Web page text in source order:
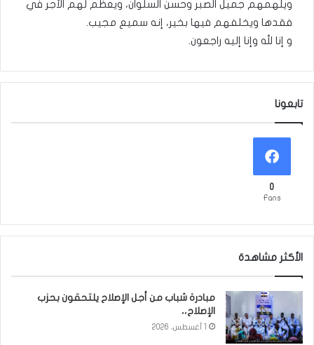
ويلهمهم جميل الصبر وحسن السلوان، ويعظم لهم الأجر في
فقدها ويخلفهم فيها بخير، إنه سميع مجيب.
و إنا لله وإنا إليه راجعون.
تابعونا
0
Fans
الأكثر مشاهدة
مبادرة شباب من أجل الإصلاح يلتحقون بحزب
الإصلاح،،